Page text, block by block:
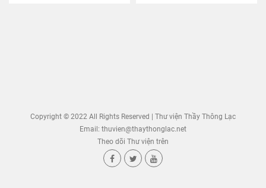
Copyright © 2022 All Rights Reserved | Thư viện Thầy Thông Lạc
Email: thuvien@thaythonglac.net
Theo dõi Thư viện trên